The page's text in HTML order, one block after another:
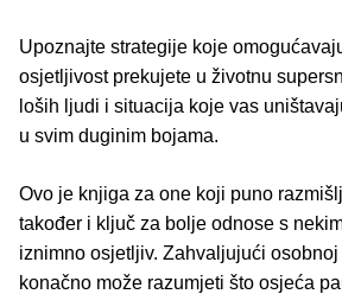
Upoznajte strategije koje
osjetljivost prekujete u životnu
loših ljudi i situacija koje vas
u svim duginim bojama.
Ovo je knjiga za one koji puno
također i ključ za bolje odnose s
iznimno osjetljiv. Zahvaljujući
konačno može razumjeti što osjeća